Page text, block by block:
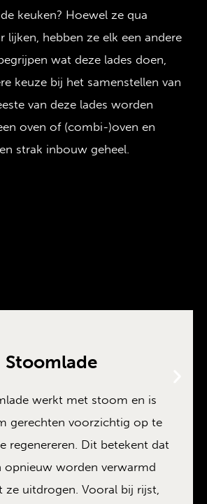
keuken? Hoewel ze qua
lijken, hebben ze elk een andere
wat deze lades doen,
keuze bij het samenstellen van
van deze lades worden
oven of (combi-)oven en
strak inbouw geheel.
Stoomlade
werkt met stoom en is
gerechten voorzichtig op te
regenereren. Dit betekent dat
opnieuw worden verwarmd
ze uitdrogen. Vooral bij rijst,